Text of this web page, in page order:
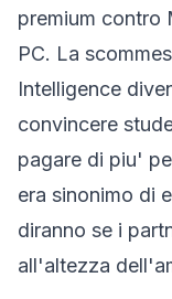
premium contro
PC. La
Intelligence
convincere
pagare di piu'
era sinonimo di
diranno se i
all'altezza